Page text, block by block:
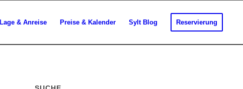
Lage & Anreise Preise & Kalender Sylt Blog Reservierung